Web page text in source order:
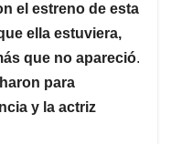
el estreno de esta
ella estuviera,
que no apareció.
para
y la actriz